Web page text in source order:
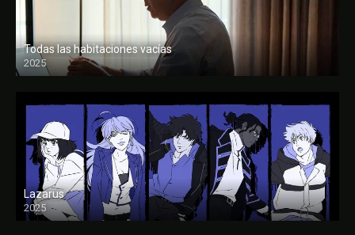
Todas las habitaciones vacías
2025
FULL HD
Lazarus
2025